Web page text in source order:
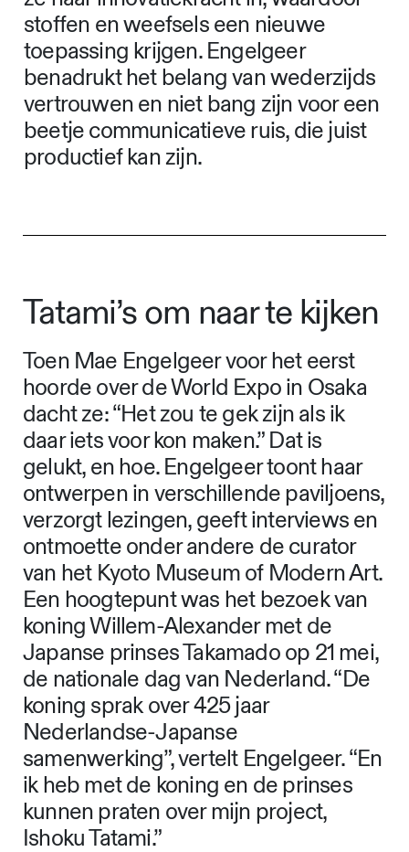
stoffen en weefsels een nieuwe
toepassing krijgen. Engelgeer
benadrukt het belang van wederzijds
vertrouwen en niet bang zijn voor een
beetje communicatieve ruis, die juist
productief kan zijn.
Tatami’s om naar te kijken
Toen Mae Engelgeer voor het eerst
hoorde over de World Expo in Osaka
dacht ze: “Het zou te gek zijn als ik
daar iets voor kon maken.” Dat is
gelukt, en hoe. Engelgeer toont haar
ontwerpen in verschillende paviljoens,
verzorgt lezingen, geeft interviews en
ontmoette onder andere de curator
van het Kyoto Museum of Modern Art.
Een hoogtepunt was het bezoek van
koning Willem-Alexander met de
Japanse prinses Takamado op 21 mei,
de nationale dag van Nederland. “De
koning sprak over 425 jaar
Nederlandse-Japanse
samenwerking”, vertelt Engelgeer. “En
ik heb met de koning en de prinses
kunnen praten over mijn project,
Ishoku Tatami.”